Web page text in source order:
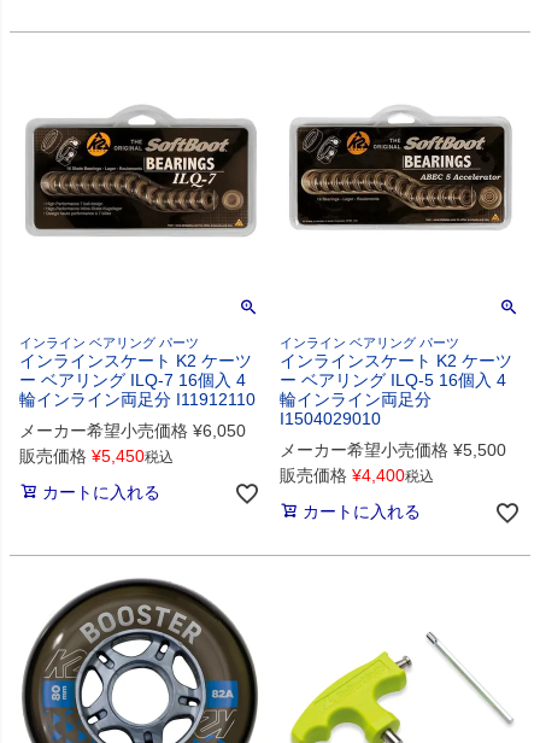
インライン ベアリング パーツ
インラインスケート K2 ケーツ
ー ベアリング ILQ-7 16個入 4
輪インライン両足分 I11912110
メーカー希望小売価格 ¥6,050
販売価格 ¥5,450税込
カートに入れる
インライン ベアリング パーツ
インラインスケート K2 ケーツ
ー ベアリング ILQ-5 16個入 4
輪インライン両足分
I1504029010
メーカー希望小売価格 ¥5,500
販売価格 ¥4,400税込
カートに入れる